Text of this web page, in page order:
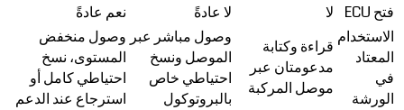
فتح ECU لا لا عادةً
نعم عادةً
الاستخدام
المعتاد
في
الورشة
قراءة وكتابة
مدعومتان عبر
موصل المركبة
وصول مباشر عبر
الموصل ونسخ
احتياطي خاص
بالبروتوكول
وصول منخفض
المستوى، نسخ
احتياطي كامل أو
استرجاع عند الدعم